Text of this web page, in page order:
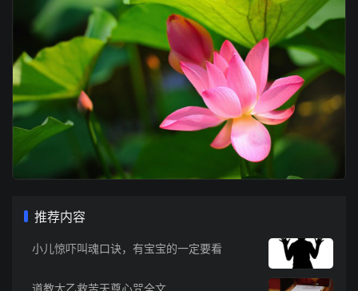
推荐内容
小儿惊吓叫魂口诀，有宝宝的一定要看
道教太乙救苦天尊心咒全文